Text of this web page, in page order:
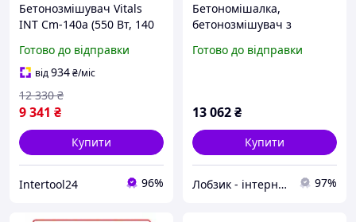
Бетонозмішувач Vitals
INT Cm-140a (550 Вт, 140
Готово до відправки
від934₴/міс
9 341 ₴
12 330 ₴
Купити
Intertool24 96%
Бетономішалка,
бетонозмішувач з
650Вт, Латвія Vitals Cm-
Готово до відправки
13 062₴
Купити
Лобзик - інтернет магазин 97%